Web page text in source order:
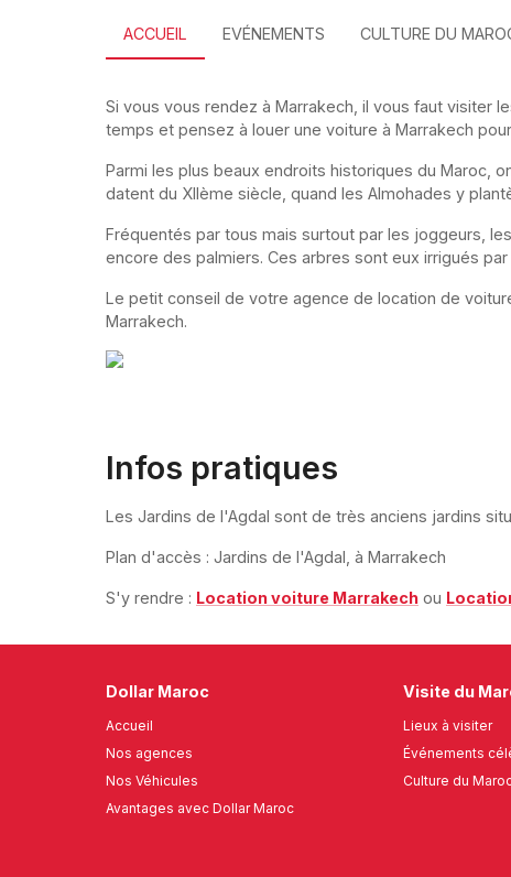
ACCUEIL EVÉNEMENTS CULTURE DU
Si vous vous rendez à Marrakech, il vous faut visiter
temps et pensez à louer une voiture à Marrakech
Parmi les plus beaux endroits historiques du Maroc,
datent du XIIème siècle, quand les Almohades y
Fréquentés par tous mais surtout par les joggeurs,
encore des palmiers. Ces arbres sont eux irrigués par
Le petit conseil de votre agence de location de
Marrakech.
Infos pratiques
Les Jardins de l'Agdal sont de très anciens jardins
Plan d'accès : Jardins de l'Agdal, à Marrakech
S'y rendre : Location voiture Marrakech ou
Dollar Maroc
Accueil
Nos agences
Nos Véhicules
Avantages avec Dollar Maroc
Visite du
Lieux à visiter
Événements
Culture du